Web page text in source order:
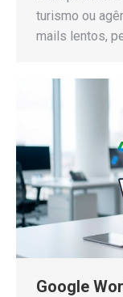
turismo ou
mails lentos,
Google